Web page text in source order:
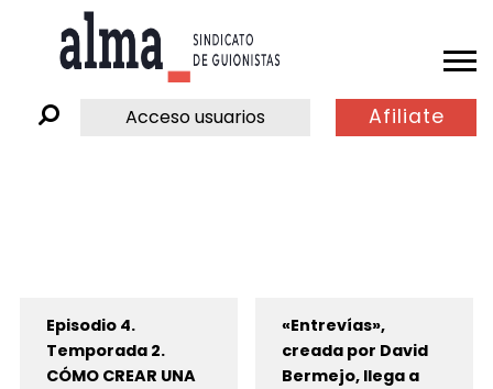
Acceso usuarios Afiliate
Episodio 4.
Temporada 2.
CÓMO CREAR UNA
«Entrevías»,
creada por David
Bermejo, llega a